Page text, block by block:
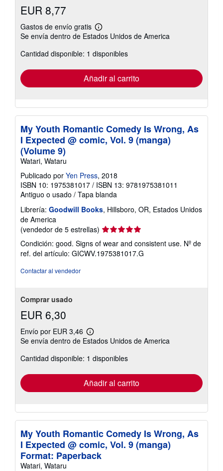
EUR 8,77
Gastos de envío gratis
Más
información
las
tarifas
envío
Se envía dentro de Estados Unidos de America
Cantidad disponible: 1 disponibles
Añadir al carrito
My Youth Romantic Comedy Is Wrong, As
I Expected @ comic, Vol. 9 (manga)
(Volume 9)
Watari, Wataru
Publicado por Yen Press, 2018
ISBN 10: 1975381017 / ISBN 13: 9781975381011
Antiguo o usado / Tapa blanda
Librería: Goodwill Books, Hillsboro, OR, Estados Unidos
de America
(vendedor de 5 estrellas) Calificación
vendedor:
5
Condición: good. Signs of wear and consistent use. Nº de
ref. del artículo: GICWV.1975381017.G
Contactar al vendedor
Comprar usado
EUR 6,30
Envío por EUR 3,46
Más
información
las
tarifas
envío
Se envía dentro de Estados Unidos de America
Cantidad disponible: 1 disponibles
Añadir al carrito
My Youth Romantic Comedy Is Wrong, As
I Expected @ comic, Vol. 9 (manga)
Format: Paperback
Watari, Wataru